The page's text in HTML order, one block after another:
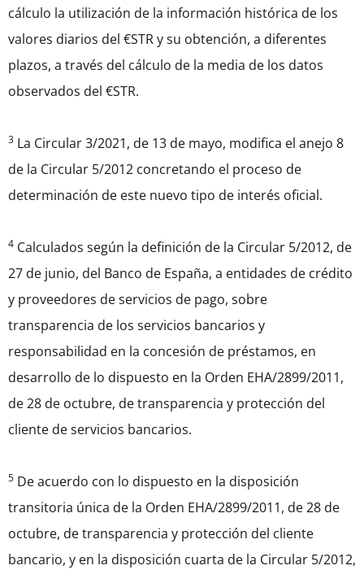
cálculo la utilización de la información histórica de los
valores diarios del €STR y su obtención, a diferentes
plazos, a través del cálculo de la media de los datos
observados del €STR.
3 La Circular 3/2021, de 13 de mayo, modifica el anejo 8
de la Circular 5/2012 concretando el proceso de
determinación de este nuevo tipo de interés oficial.
4 Calculados según la definición de la Circular 5/2012, de
27 de junio, del Banco de España, a entidades de crédito
y proveedores de servicios de pago, sobre
transparencia de los servicios bancarios y
responsabilidad en la concesión de préstamos, en
desarrollo de lo dispuesto en la Orden EHA/2899/2011,
de 28 de octubre, de transparencia y protección del
cliente de servicios bancarios.
5 De acuerdo con lo dispuesto en la disposición
transitoria única de la Orden EHA/2899/2011, de 28 de
octubre, de transparencia y protección del cliente
bancario, y en la disposición cuarta de la Circular 5/2012,